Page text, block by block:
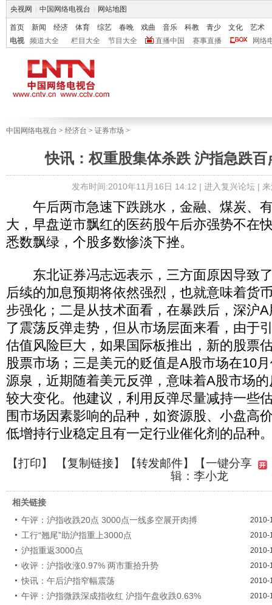
央视网 中国网络电视台 网站地图
首页 新闻 经济 体育 综艺 春晚 戏曲 音乐 科教 青少 文化
艺术
电视
频道大全 栏目大全 节目大全 直播中国 赛事直播 网络
中国网络电视台 > 经济台 > 证券市场 >
快讯：权重股集体杀跌 沪指急跌百
发布时间:2010年11月16日 14:12 | 进入复兴论坛| 来
午后两市急速下跌跳水，金融、煤炭、
大，早盘逆市飘红的医药股午后亦强势不在
悉数飘绿，个股多数惨淡下挫。
东北证券冯志远表示，三方面原因导致
后续的加息预期将依然强烈，也就意味着货
步强化；二是从技术面看，在暴跌后，深沪
了震荡反弹走势，但从市场层面来看，由于
估值风险巨大，如果国际板推出，新的股票
股票市场；三是美元的贬值是A股市场在10
源泉，近期随着美元反弹，意味着A股市场
较大变化。他建议，利用反弹尽量减持一些
围市场因素影响的品种，如资源股、小盘高
低增持行业稳定且有一定行业催化剂的品种
【打印】 【复制链接】【转发邮件】
【一键分享
辑：李小龙
相关链接
午评：沪指收跌20点 3000点一线多空展开肉搏
2010-
工行“翘尾”助沪指重上3000点 2010-
沪指重返3000点 2010-
收评：沪指收涨0.97% 两市重拾升势 2010-
快讯：午后沪指窄幅震荡 2010-
午评：沪指微跌深成指收红 沪指午盘收跌0.63% 2010-